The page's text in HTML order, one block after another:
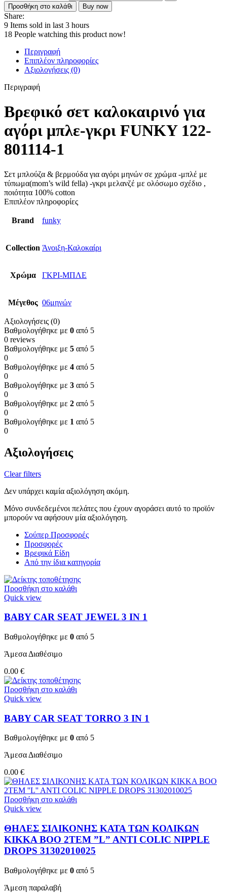
Προσθήκη στο καλάθι Buy now
Share:
9 Items sold in last 3 hours
18 People watching this product now!
Περιγραφή
Επιπλέον πληροφορίες
Αξιολογήσεις (0)
Περιγραφή
Βρεφικό σετ καλοκαιρινό για
αγόρι μπλε-γκρι FUNKY 122-
801114-1
Σετ μπλούζα & βερμούδα για αγόρι μηνών σε χρώμα -μπλέ με
τύπωμα(mom’s wild fella) -γκρι μελανζέ με ολόσωμο σχέδιο ,
ποιότητα 100% cotton
Επιπλέον πληροφορίες
Brand funky
Collection Άνοιξη-Καλοκαίρι
Χρώμα ΓΚΡΙ-ΜΠΛΕ
Μέγεθος 06μηνών
Αξιολογήσεις (0)
Βαθμολογήθηκε με 0 από 5
0 reviews
Βαθμολογήθηκε με 5 από 5
0
Βαθμολογήθηκε με 4 από 5
0
Βαθμολογήθηκε με 3 από 5
0
Βαθμολογήθηκε με 2 από 5
0
Βαθμολογήθηκε με 1 από 5
0
Αξιολογήσεις
Clear filters
Δεν υπάρχει καμία αξιολόγηση ακόμη.
Μόνο συνδεδεμένοι πελάτες που έχουν αγοράσει αυτό το προϊόν
μπορούν να αφήσουν μία αξιολόγηση.
Σούπερ Προσφορές
Προσφορές
Βρεφικά Είδη
Από την ίδια κατηγορία
Προσθήκη στο καλάθι
Quick view
BABY CAR SEAT JEWEL 3 ΙΝ 1
Βαθμολογήθηκε με 0 από 5
Άμεσα Διαθέσιμο
0.00 €
Προσθήκη στο καλάθι
Quick view
BABY CAR SEAT TORRO 3 ΙΝ 1
Βαθμολογήθηκε με 0 από 5
Άμεσα Διαθέσιμο
0.00 €
Προσθήκη στο καλάθι
Quick view
ΘΗΛΕΣ ΣΙΛΙΚΟΝΗΣ ΚΑΤΑ ΤΩΝ ΚΟΛΙΚΩΝ
KIKKA BOO 2TEM ”L” ANTI COLIC NIPPLE
DROPS 31302010025
Βαθμολογήθηκε με 0 από 5
Άμεση παραλαβή